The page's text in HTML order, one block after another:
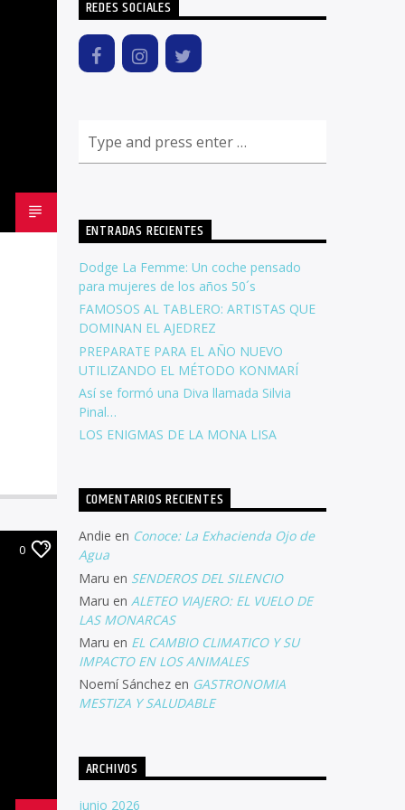
0
REDES SOCIALES
ENTRADAS RECIENTES
Dodge La Femme: Un coche pensado
para mujeres de los años 50´s
FAMOSOS AL TABLERO: ARTISTAS QUE
DOMINAN EL AJEDREZ
PREPARATE PARA EL AÑO NUEVO
UTILIZANDO EL MÉTODO KONMARÍ
Así se formó una Diva llamada Silvia
Pinal…
LOS ENIGMAS DE LA MONA LISA
COMENTARIOS RECIENTES
Andie en Conoce: La Exhacienda Ojo de
Agua
Maru en SENDEROS DEL SILENCIO
Maru en ALETEO VIAJERO: EL VUELO DE
LAS MONARCAS
Maru en EL CAMBIO CLIMATICO Y SU
IMPACTO EN LOS ANIMALES
Noemí Sánchezen GASTRONOMIA
MESTIZA Y SALUDABLE
ARCHIVOS
junio 2026